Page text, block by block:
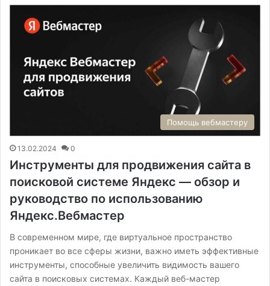
Помощь вебмастеру
13.02.2024 0
Инструменты для продвижения сайта в
поисковой системе Яндекс — обзор и
руководство по использованию
Яндекс.Вебмастер
В современном мире, где виртуальное пространство
проникает во все сферы жизни, важно иметь эффективные
инструменты, способные увеличить видимость вашего
сайта в поисковых системах. Каждый веб-мастер